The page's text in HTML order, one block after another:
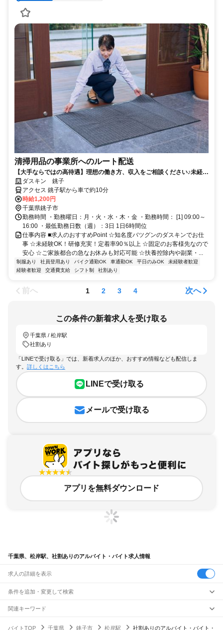
清掃用品の事業所へのルート配送
【大手ならではの高待遇】理想の働き方、収入をご相談ください♪未経験
歓迎！
ダスキン 銚子
アクセス 銚子駅から車で約10分
時給1,200円
千葉県銚子市
勤務時間 ・勤務曜日：月・火・水・木・金 ・勤務時間： [1] 09:00～
16:00 ・最低勤務日数（週）：3日 1日6時間位
仕事内容 ■求人のおすすめPoint ☆知名度バツグンのダスキンでお仕
事 ☆未経験OK！研修充実！定着率90％以上 ☆固定のお客様先なので
安心 ☆ご家族都合の急なお休みも対応可能 ☆扶養控除内や副業・...
制服あり 社員登用あり バイク通勤OK 車通勤OK 平日のみOK
未経験者歓迎
経験者歓迎
交通費支給 シフト制 社割あり
前へ 1 2 3 4 次へ
この条件の新着求人を受け取る
千葉県 / 松岸駅
社割あり
「LINEで受け取る」では、新着求人のほか、おすすめ情報なども配信しま
す。 詳しくはこちら
LINEで受け取る
メールで受け取る
アプリを無料ダウンロード
千葉県、松岸駅、社割ありのアルバイト・バイト求人情報
求人の詳細を表示
条件を追加・変更して検索
市区町村を追加・変更
駅を追加・変更
関連キーワード
バイトTOP
千葉県 銚子市 松岸駅 社割ありのアルバイト・バイト・